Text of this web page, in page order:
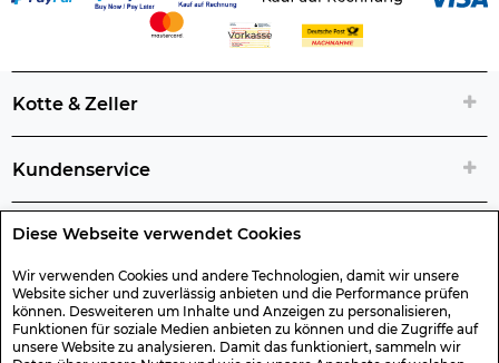
Diese Webseite verwendet Cookies
Wir verwenden Cookies und andere Technologien, damit wir unsere
Website sicher und zuverlässig anbieten und die Performance prüfen
können. Desweiteren um Inhalte und Anzeigen zu personalisieren,
Funktionen für soziale Medien anbieten zu können und die Zugriffe auf
unsere Website zu analysieren. Damit das funktioniert, sammeln wir
Kotte & Zeller
Kundenservice
Rechtliche Artikelinfos
Geschenk-Gutscheine